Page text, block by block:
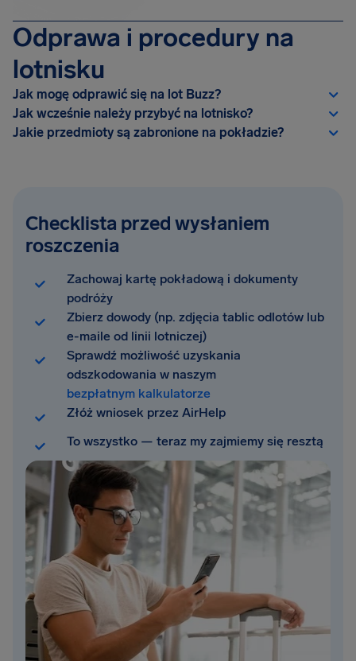
Odprawa i procedury na
lotnisku
Jak mogę odprawić się na lot Buzz?
Jak wcześnie należy przybyć na lotnisko?
Jakie przedmioty są zabronione na pokładzie?
Checklista przed wysłaniem
roszczenia
Zachowaj kartę pokładową i dokumenty
podróży
Zbierz dowody (np. zdjęcia tablic odlotów lub
e-maile od linii lotniczej)
Sprawdź możliwość uzyskania
odszkodowania w naszym
bezpłatnym kalkulatorze
Złóż wniosek przez AirHelp
To wszystko — teraz my zajmiemy się resztą